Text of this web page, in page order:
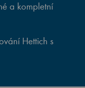
a kompletní
Hettich s